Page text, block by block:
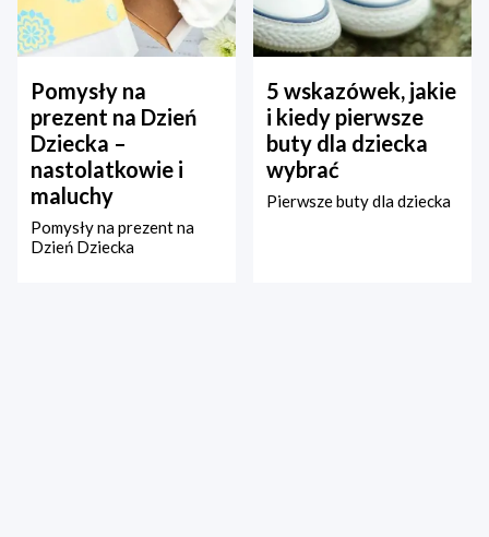
Pomysły na
prezent na Dzień
Dziecka –
nastolatkowie i
maluchy
Pomysły na prezent na
Dzień Dziecka
5 wskazówek, jakie
i kiedy pierwsze
buty dla dziecka
wybrać
Pierwsze buty dla dziecka